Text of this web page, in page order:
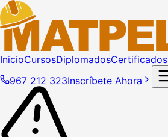
InicioCursosDiplomadosCertificados
967 212 323Inscríbete Ahora